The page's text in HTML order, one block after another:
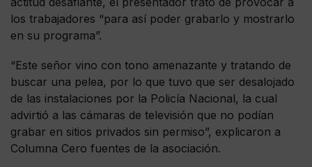
los trabajadores “para así poder grabarlo y mostrarlo
en su programa”.
“Este señor vino con tono amenazante y tratando de
buscar una pelea, por lo que tuvo que ser desalojado
de las instalaciones por la Policía Nacional, la cual
advirtió a las cámaras de televisión que no podían
grabar en sitios privados sin permiso”, explicaron a
Columna Cero fuentes de la asociación.